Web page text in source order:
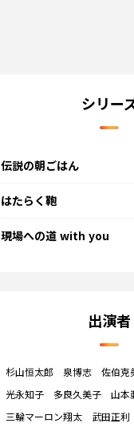
シリー
伝説の朝ごはん
はたらく鞄
現場への道 with you
出演者
杉山恒太郎 泉博志 佐伯克
光永知子
多良久美子
山本
三輪マーロン翔太
武田正利